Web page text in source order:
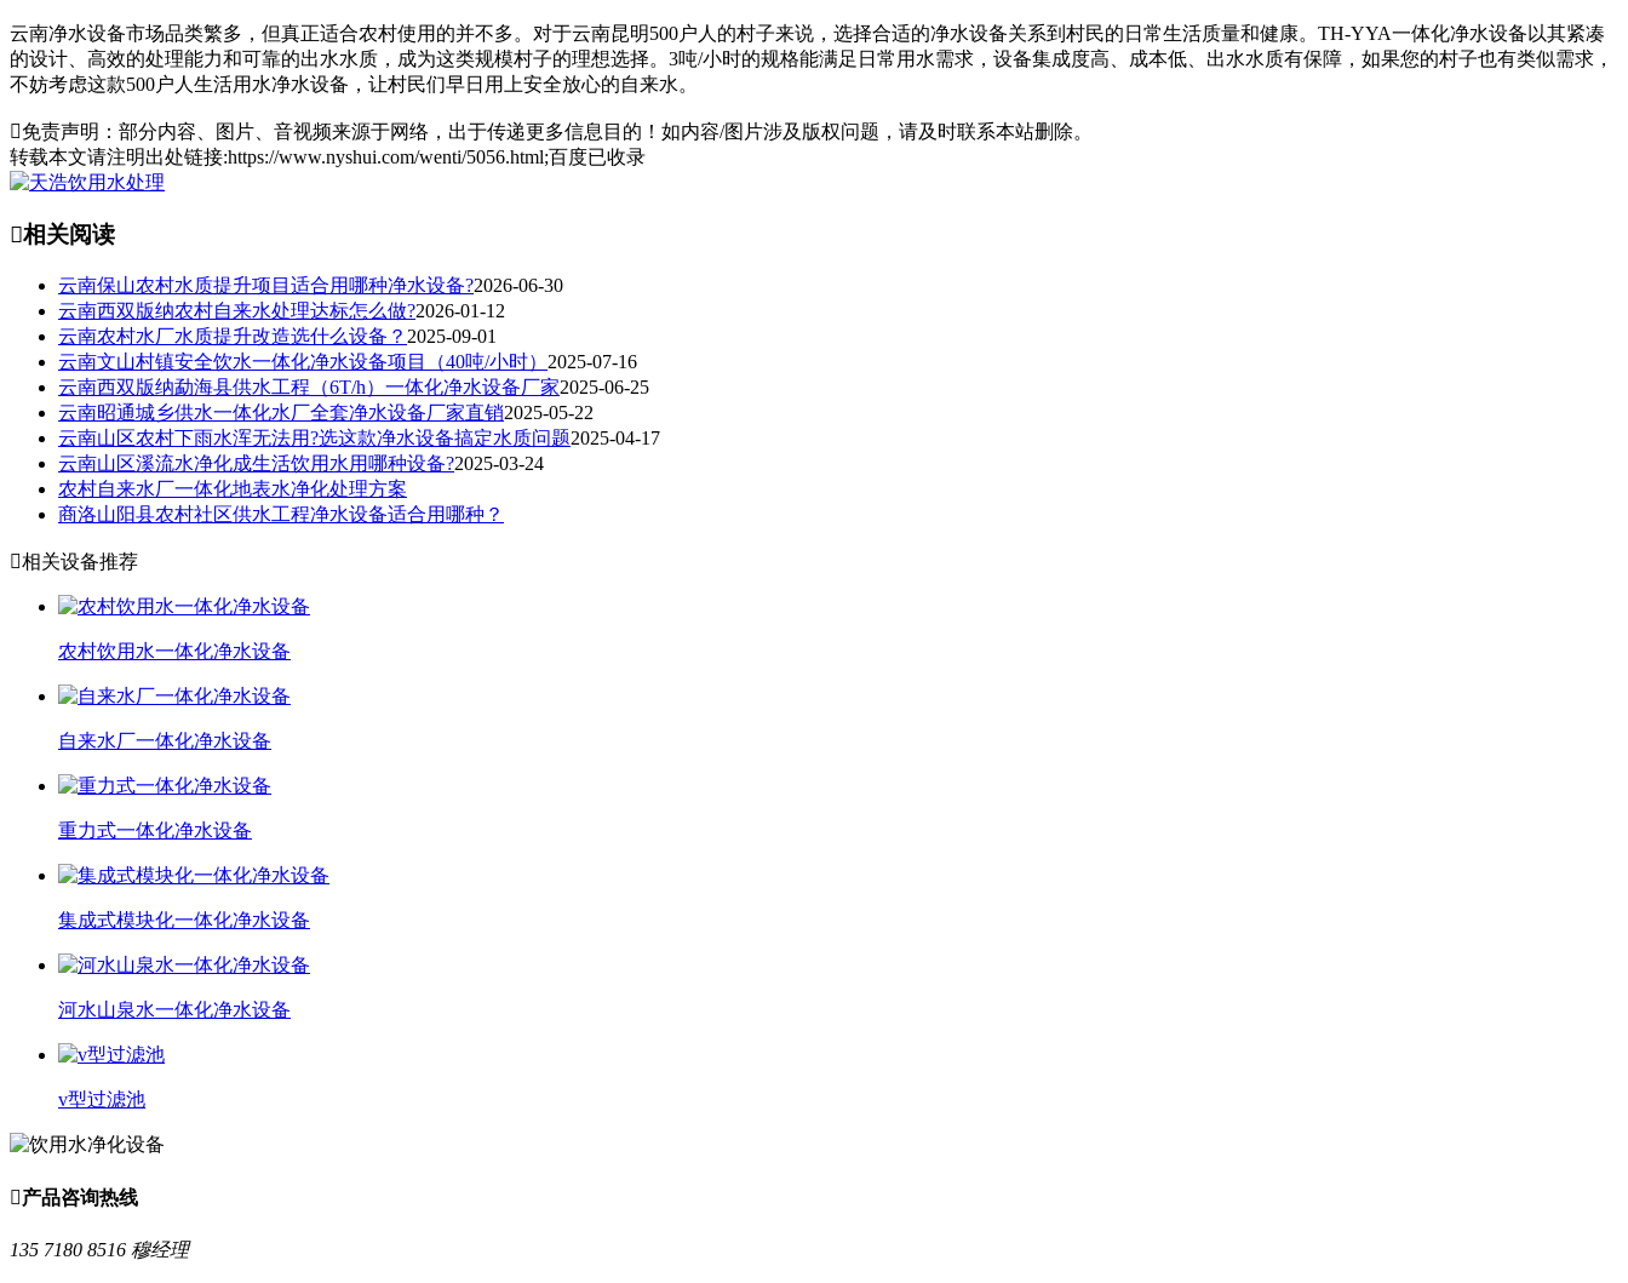
云南净水设备市场品类繁多，但真正适合农村使用的并不多。对于云南昆明500户人的村子来说，选择合适的净水设备关系到村民的日常生活质量和健康。TH-YYA一体化净水设备以其紧凑
的设计、高效的处理能力和可靠的出水水质，成为这类规模村子的理想选择。3吨/小时的规格能满足日常用水需求，设备集成度高、成本低、出水水质有保障，如果您的村子也有类似需求，
不妨考虑这款500户人生活用水净水设备，让村民们早日用上安全放心的自来水。
免责声明：部分内容、图片、音视频来源于网络，出于传递更多信息目的！如内容/图片涉及版权问题，请及时联系本站删除。
转载本文请注明出处链接:https://www.nyshui.com/wenti/5056.html;百度已收录
相关阅读
云南保山农村水质提升项目适合用哪种净水设备?2026-06-30
云南西双版纳农村自来水处理达标怎么做?2026-01-12
云南农村水厂水质提升改造选什么设备？ 2025-09-01
云南文山村镇安全饮水一体化净水设备项目（40吨/小时） 2025-07-16
云南西双版纳勐海县供水工程（6T/h）一体化净水设备厂家2025-06-25
云南昭通城乡供水一体化水厂全套净水设备厂家直销2025-05-22
云南山区农村下雨水浑无法用?选这款净水设备搞定水质问题2025-04-17
云南山区溪流水净化成生活饮用水用哪种设备?2025-03-24
农村自来水厂一体化地表水净化处理方案
商洛山阳县农村社区供水工程净水设备适合用哪种？
相关设备推荐
农村饮用水一体化净水设备
自来水厂一体化净水设备
重力式一体化净水设备
集成式模块化一体化净水设备
河水山泉水一体化净水设备
v型过滤池
产品咨询热线
135 7180 8516 穆经理